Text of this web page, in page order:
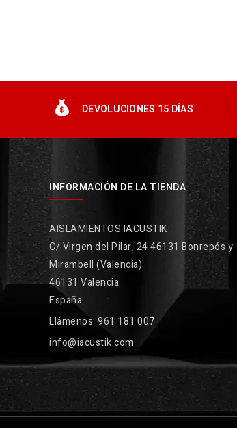
DEVOLUCIONES 15 DÍAS
INFORMACIÓN DE LA TIENDA
AISLAMIENTOS IACUSTIK
C/ Virgen del Pilar, 24 46131 Bonrepós y
Mirambell (Valencia)
46131 Valencia
España
Llámenos: 961 181 007
info@iacustik.com